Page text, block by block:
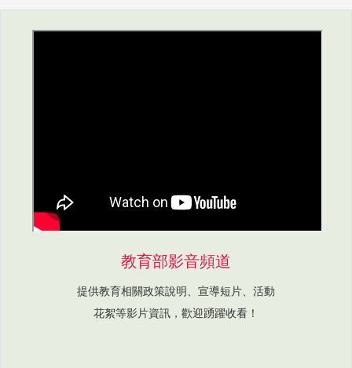
教育部影音頻道
提供教育相關政策說明、宣導短片、活動
花絮等影片資訊，歡迎踴躍收看！